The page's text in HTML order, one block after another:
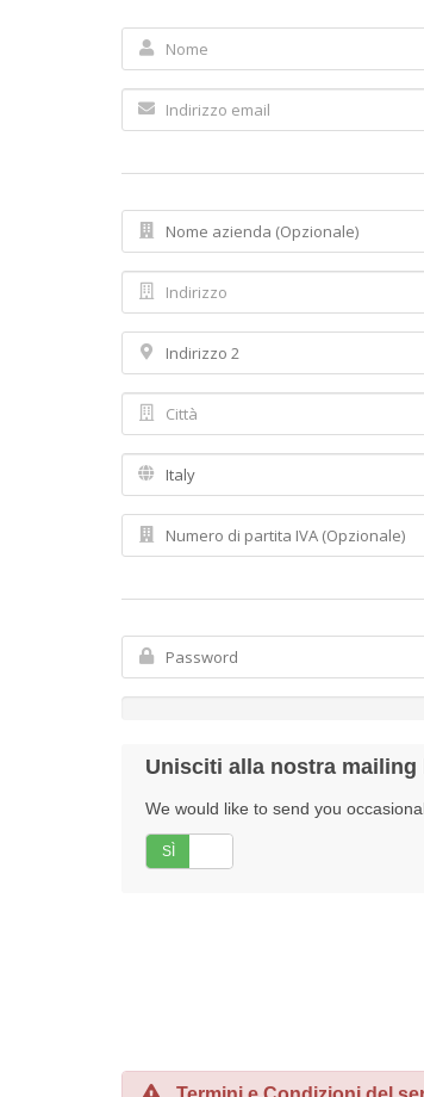
Unisciti alla nostra mailing
We would like to send you
SÌ